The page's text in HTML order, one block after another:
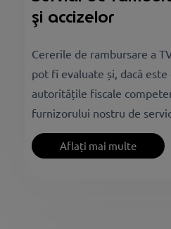
și accizelor
Cererile de rambursare a
pot fi evaluate și, dacă
autoritățile fiscale
furnizorului nostru de
Aflați mai multe